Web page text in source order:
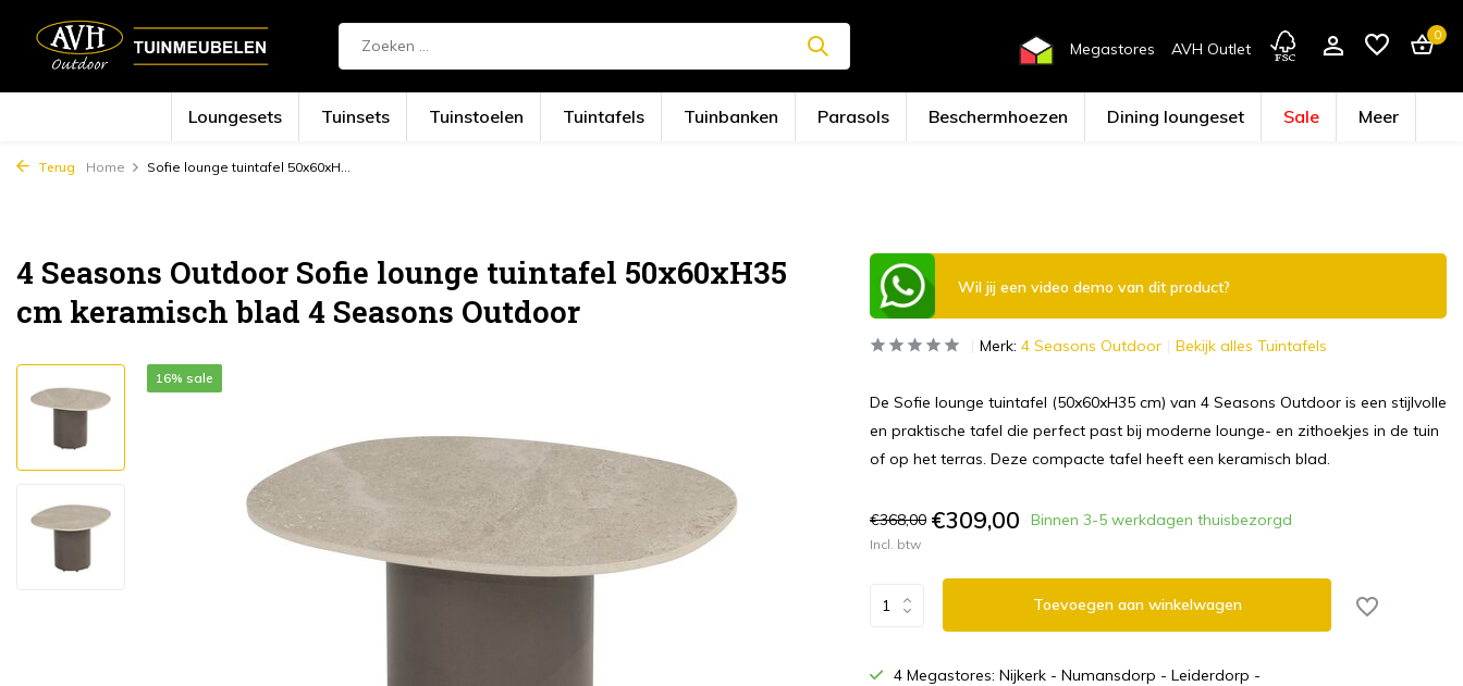
Megastores AVH Outlet
0
Loungesets Tuinsets Tuinstoelen Tuintafels Tuinbanken Parasols Beschermhoezen Dining loungeset Sale Meer
Terug Home Sofie lounge tuintafel 50x60xH...
4 Seasons Outdoor Sofie lounge tuintafel 50x60xH35
cm keramisch blad 4 Seasons Outdoor
16% sale
Wil jij een video demo van dit product?
Merk: 4 Seasons Outdoor Bekijk alles Tuintafels
De Sofie lounge tuintafel (50x60xH35 cm) van 4 Seasons Outdoor is een stijlvolle
en praktische tafel die perfect past bij moderne lounge- en zithoekjes in de tuin
of op het terras. Deze compacte tafel heeft een keramisch blad.
€368,00 €309,00 Binnen 3-5 werkdagen thuisbezorgd
Incl. btw
Toevoegen aan winkelwagen
4 Megastores: Nijkerk - Numansdorp - Leiderdorp -